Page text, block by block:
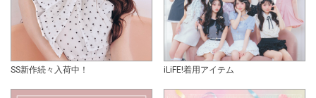
SS新作続々入荷中！ iLiFE!着用アイテム